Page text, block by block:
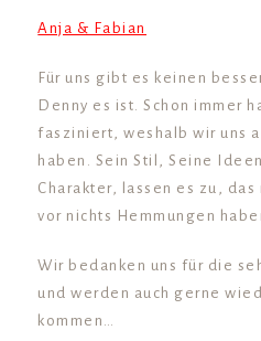
Anja & Fabian
Für uns gibt es keinen
Denny es ist. Schon immer
fasziniert, weshalb wir uns
haben. Sein Stil, Seine
Charakter, lassen es zu,
vor nichts Hemmungen
Wir bedanken uns für die
und werden auch gerne
kommen…